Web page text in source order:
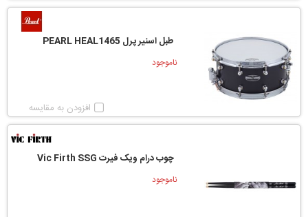
طبل اسنیر پرل PEARL HEAL1465
ناموجود
افزودن به مقایسه
چوب درام ویک فیرت Vic Firth SSG
ناموجود